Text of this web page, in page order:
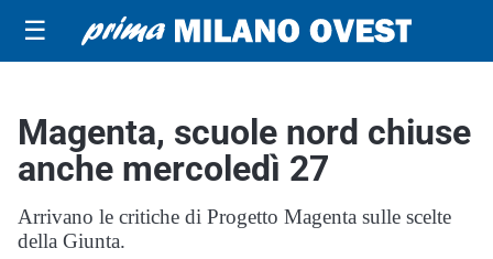
☰
Magenta, scuole nord chiuse
anche mercoledì 27
Arrivano le critiche di Progetto Magenta sulle scelte
della Giunta.